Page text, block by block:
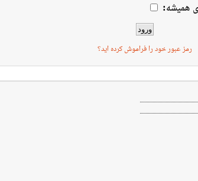
همیشه:
رمز عبور خود را فراموش کرده اید؟